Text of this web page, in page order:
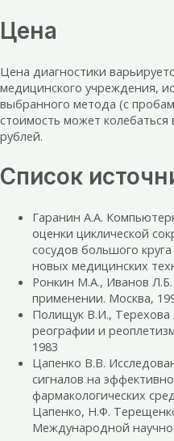
Цена
Цена диагностики
медицинского учреждения,
выбранного метода (с
стоимость может
рублей.
Список
Гаранин А.А.
оценки циклической
сосудов большого
новых медицинских
Ронкин М.А., Иванов
применении. Москва,
Полищук В.И., Терехова
реографии и
1983
Цапенко В.В.
сигналов на
фармакологических
Цапенко, Н.Ф.
Международной